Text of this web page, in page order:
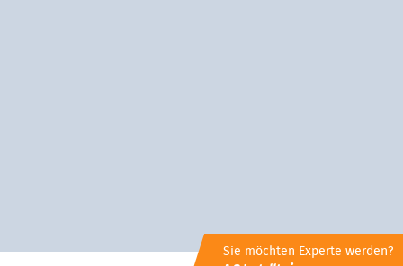
Sie möchten Experte werden?